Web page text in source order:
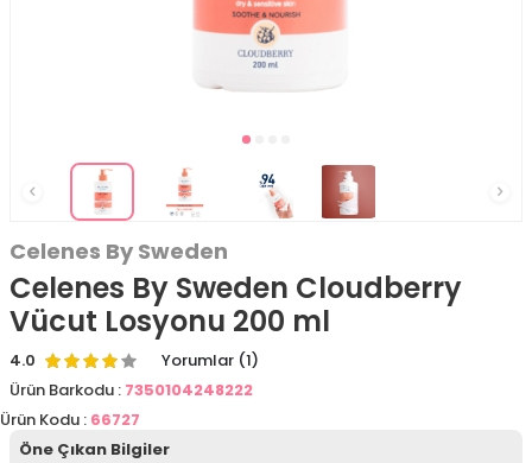
Celenes By Sweden
Celenes By Sweden Cloudberry
Vücut Losyonu 200 ml
4.0
Yorumlar (1)
Ürün Barkodu : 7350104248222
Ürün Kodu : 66727
Öne Çıkan Bilgiler